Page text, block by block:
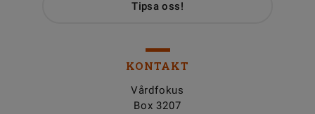
Tipsa oss!
KONTAKT
Vårdfokus
Box 3207